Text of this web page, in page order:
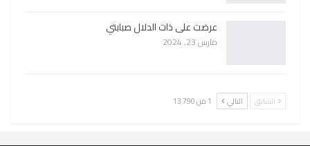
عرضت على ذات الدلال صبابتي
مارس 23, 2024
السابق التالي 1 من 13٬790